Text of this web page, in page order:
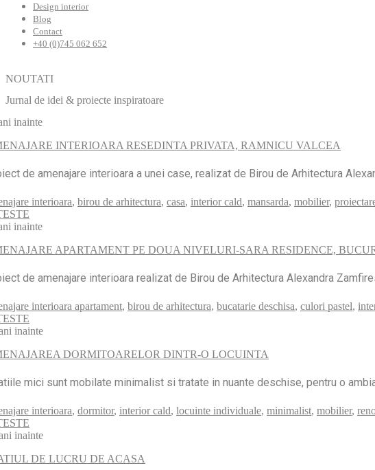
Design interior
Blog
Contact
+40 (0)745 062 652
NOUTATI
Jurnal de idei & proiecte inspiratoare
inainte
INTERIOARA RESEDINTA PRIVATA, RAMNICU VALCEA
de amenajare interioara a unei case, realizat de Birou de Arhitectura
interioara, birou de arhitectura, casa, interior cald, mansarda, mobilier,
inainte
APARTAMENT PE DOUA NIVELURI-SARA RESIDENCE,
de amenajare interioara realizat de Birou de Arhitectura Alexandra
interioara apartament, birou de arhitectura, bucatarie deschisa, culori pastel,
inainte
DORMITOARELOR DINTR-O LOCUINTA
mici sunt mobilate minimalist si tratate in nuante deschise, pentru o
interioara, dormitor, interior cald, locuinte individuale, minimalist, mobilier,
inainte
DE LUCRU DE ACASA